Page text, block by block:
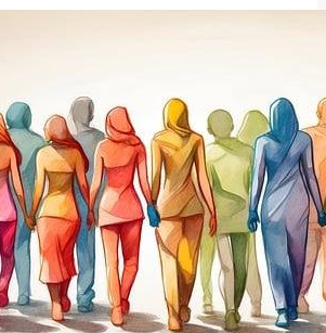
Důvody
a
řešení